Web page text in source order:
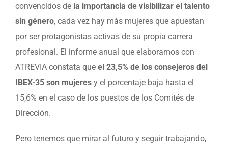
convencidos de la importancia de visibilizar el talento
sin género, cada vez hay más mujeres que apuestan
por ser protagonistas activas de su propia carrera
profesional. El informe anual que elaboramos con
ATREVIA constata que el 23,5% de los consejeros del
IBEX-35 son mujeres y el porcentaje baja hasta el
15,6% en el caso de los puestos de los Comités de
Dirección.
Pero tenemos que mirar al futuro y seguir trabajando,